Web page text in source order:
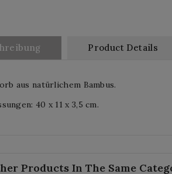
Product Details
aus natürlichem Bambus.
40 x 11 x 3,5 cm.
Products In The Same